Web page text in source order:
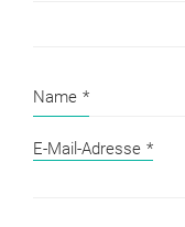
Name *
E-Mail-Adresse *